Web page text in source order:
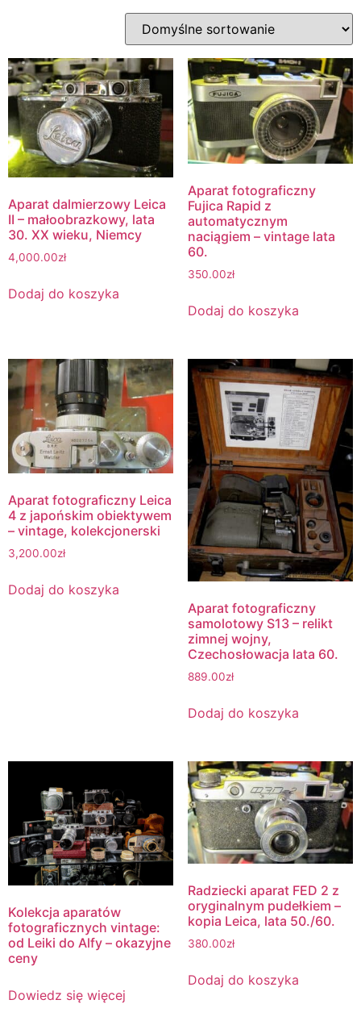
Aparat dalmierzowy Leica
II – małoobrazkowy, lata
30. XX wieku, Niemcy
4,000.00zł
Dodaj do koszyka
Aparat fotograficzny
Fujica Rapid z
automatycznym
naciągiem – vintage lata
60.
350.00zł
Dodaj do koszyka
Aparat fotograficzny Leica
4 z japońskim obiektywem
– vintage, kolekcjonerski
3,200.00zł
Dodaj do koszyka
Aparat fotograficzny
samolotowy S13 – relikt
zimnej wojny,
Czechosłowacja lata 60.
889.00zł
Dodaj do koszyka
Kolekcja aparatów
fotograficznych vintage:
od Leiki do Alfy – okazyjne
ceny
Dowiedz się więcej
Radziecki aparat FED 2 z
oryginalnym pudełkiem –
kopia Leica, lata 50./60.
380.00zł
Dodaj do koszyka